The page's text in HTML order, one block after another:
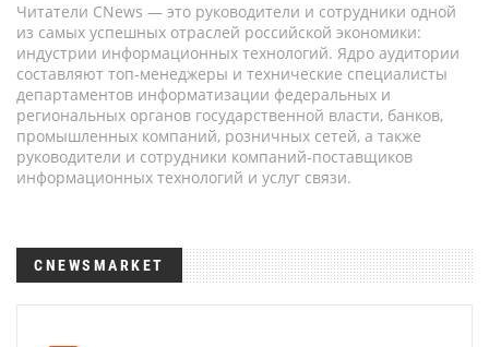
Читатели CNews — это руководители и сотрудники одной
из самых успешных отраслей российской экономики:
индустрии информационных технологий. Ядро аудитории
составляют топ-менеджеры и технические специалисты
департаментов информатизации федеральных и
региональных органов государственной власти, банков,
промышленных компаний, розничных сетей, а также
руководители и сотрудники компаний-поставщиков
информационных технологий и услуг связи.
CNEWSMARKET